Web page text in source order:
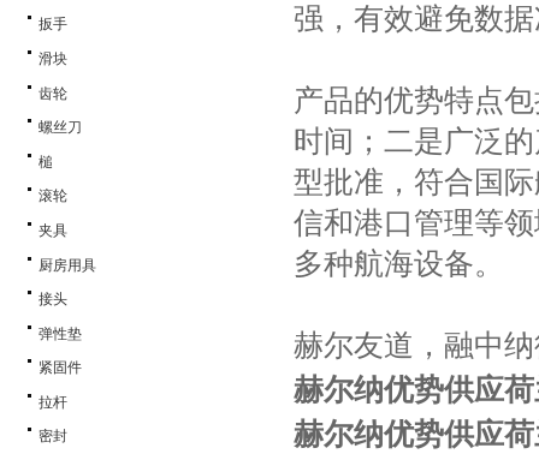
扳手
滑块
齿轮
螺丝刀
槌
滚轮
夹具
厨房用具
接头
弹性垫
紧固件
拉杆
密封
强，有效避免数
产品的优势特点
时间；二是广泛
型批准，符合国
信和港口管理等
多种航海设备。
赫尔友道，融中
赫尔纳优势供应
赫尔纳优势供应